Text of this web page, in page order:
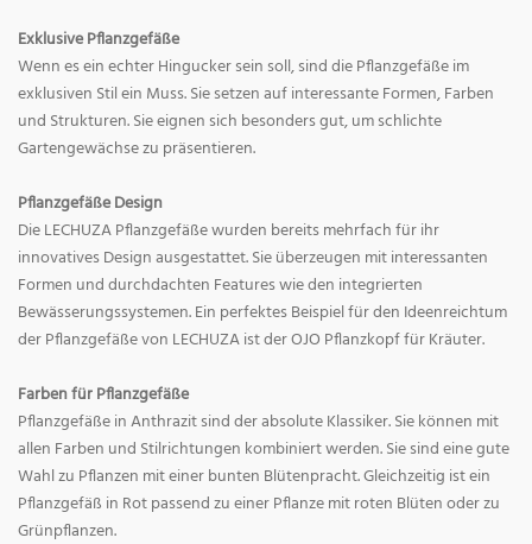
Exklusive Pflanzgefäße
Wenn es ein echter Hingucker sein soll, sind die Pflanzgefäße im
exklusiven Stil ein Muss. Sie setzen auf interessante Formen, Farben
und Strukturen. Sie eignen sich besonders gut, um schlichte
Gartengewächse zu präsentieren.
Pflanzgefäße Design
Die LECHUZA Pflanzgefäße wurden bereits mehrfach für ihr
innovatives Design ausgestattet. Sie überzeugen mit interessanten
Formen und durchdachten Features wie den integrierten
Bewässerungssystemen. Ein perfektes Beispiel für den Ideenreichtum
der Pflanzgefäße von LECHUZA ist der OJO Pflanzkopf für Kräuter.
Farben für Pflanzgefäße
Pflanzgefäße in Anthrazit sind der absolute Klassiker. Sie können mit
allen Farben und Stilrichtungen kombiniert werden. Sie sind eine gute
Wahl zu Pflanzen mit einer bunten Blütenpracht. Gleichzeitig ist ein
Pflanzgefäß in Rot passend zu einer Pflanze mit roten Blüten oder zu
Grünpflanzen.